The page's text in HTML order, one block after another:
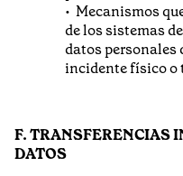
Mecanismos
de los sistemas
datos personales
incidente físico o
F. TRANSFERENCIAS
DATOS